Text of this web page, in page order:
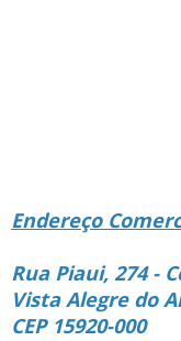
Endereço
Rua Piaui, 274 -
Vista Alegre do
CEP 15920-000